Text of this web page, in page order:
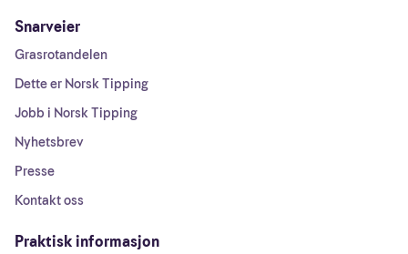
Snarveier
Grasrotandelen
Dette er Norsk Tipping
Jobb i Norsk Tipping
Nyhetsbrev
Presse
Kontakt oss
Praktisk informasjon